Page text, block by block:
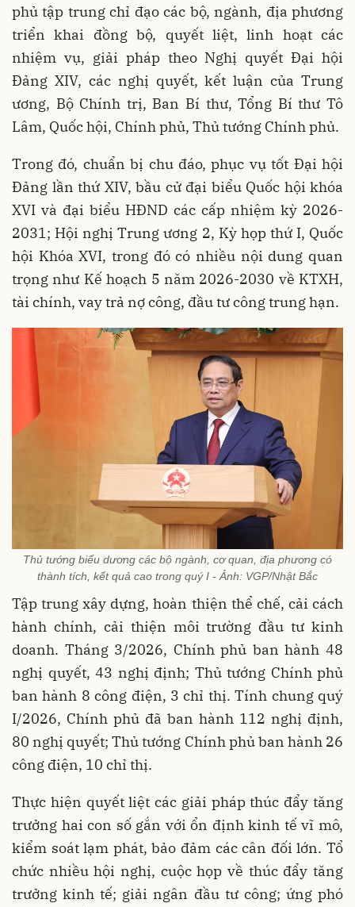
phủ tập trung chỉ đạo các bộ, ngành, địa phương
triển khai đồng bộ, quyết liệt, linh hoạt các
nhiệm vụ, giải pháp theo Nghị quyết Đại hội
Đảng XIV, các nghị quyết, kết luận của Trung
ương, Bộ Chính trị, Ban Bí thư, Tổng Bí thư Tô
Lâm, Quốc hội, Chính phủ, Thủ tướng Chính phủ.
Trong đó, chuẩn bị chu đáo, phục vụ tốt Đại hội
Đảng lần thứ XIV, bầu cử đại biểu Quốc hội khóa
XVI và đại biểu HĐND các cấp nhiệm kỳ 2026-
2031; Hội nghị Trung ương 2, Kỳ họp thứ I, Quốc
hội Khóa XVI, trong đó có nhiều nội dung quan
trọng như Kế hoạch 5 năm 2026-2030 về KTXH,
tài chính, vay trả nợ công, đầu tư công trung hạn.
Thủ tướng biểu dương các bộ ngành, cơ quan, địa phương có
thành tích, kết quả cao trong quý I - Ảnh: VGP/Nhật Bắc
Tập trung xây dựng, hoàn thiện thể chế, cải cách
hành chính, cải thiện môi trường đầu tư kinh
doanh. Tháng 3/2026, Chính phủ ban hành 48
nghị quyết, 43 nghị định; Thủ tướng Chính phủ
ban hành 8 công điện, 3 chỉ thị. Tính chung quý
I/2026, Chính phủ đã ban hành 112 nghị định,
80 nghị quyết; Thủ tướng Chính phủ ban hành 26
công điện, 10 chỉ thị.
Thực hiện quyết liệt các giải pháp thúc đẩy tăng
trưởng hai con số gắn với ổn định kinh tế vĩ mô,
kiểm soát lạm phát, bảo đảm các cân đối lớn. Tổ
chức nhiều hội nghị, cuộc họp về thúc đẩy tăng
trưởng kinh tế; giải ngân đầu tư công; ứng phó